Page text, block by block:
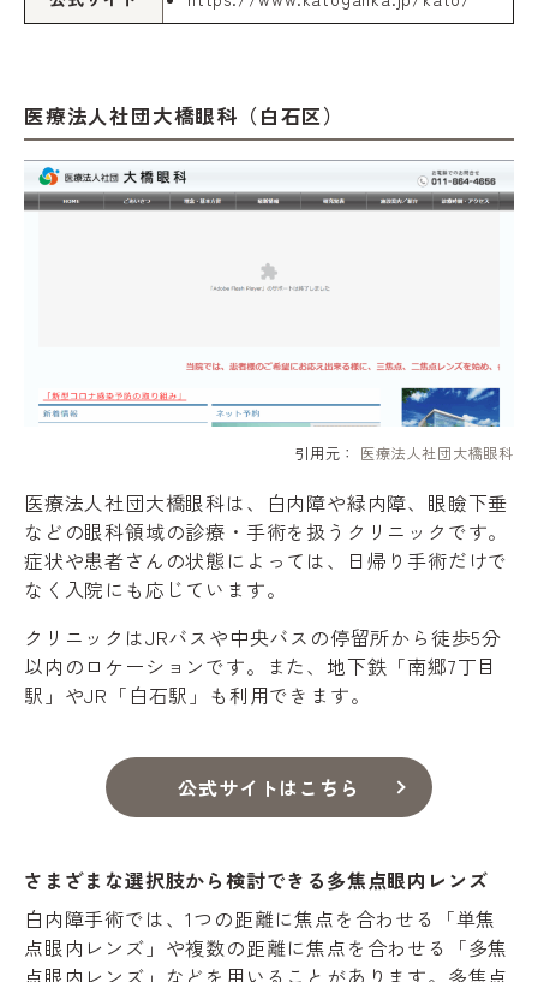
医療法人社団大橋眼科（白石区）
引用元： 医療法人社団大橋眼科
医療法人社団大橋眼科は、白内障や緑内障、眼瞼下垂
などの眼科領域の診療・手術を扱うクリニックです。
症状や患者さんの状態によっては、日帰り手術だけで
なく入院にも応じています。
クリニックはJRバスや中央バスの停留所から徒歩5分
以内のロケーションです。また、地下鉄「南郷7丁目
駅」やJR「白石駅」も利用できます。
公式サイトはこちら
さまざまな選択肢から検討できる多焦点眼内レンズ
白内障手術では、1つの距離に焦点を合わせる「単焦
点眼内レンズ」や複数の距離に焦点を合わせる「多焦
点眼内レンズ」などを用いることがあります。多焦点